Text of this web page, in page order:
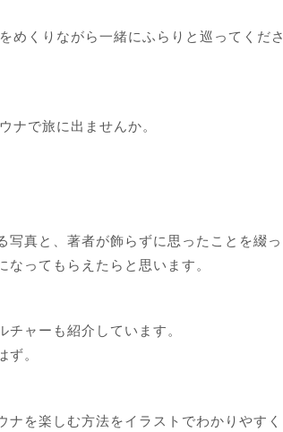
めくりながら一緒にふらりと巡ってくださ
ナで旅に出ませんか。
真と、著者が飾らずに思ったことを綴っ
ってもらえたらと思います。
ャーも紹介しています。
。
を楽しむ方法をイラストでわかりやすく